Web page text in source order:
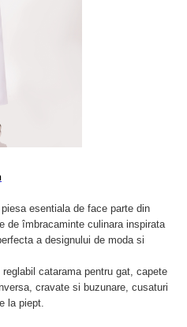
esentiala de face parte din
de îmbracaminte culinara inspirata
a designului de moda si
catarama pentru gat, capete
cravate si buzunare, cusaturi
la piept.